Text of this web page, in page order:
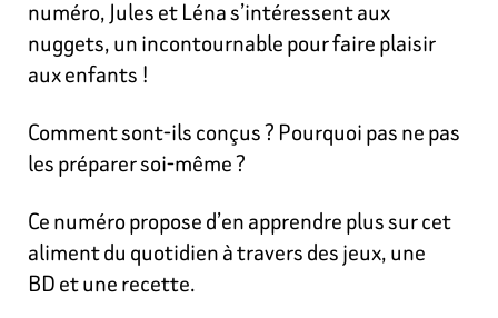
numéro, Jules et Léna s’intéressent aux
nuggets, un incontournable pour faire plaisir
aux enfants !
Comment sont-ils conçus ? Pourquoi pas ne pas
les préparer soi-même ?
Ce numéro propose d’en apprendre plus sur cet
aliment du quotidien à travers des jeux, une
BD et une recette.